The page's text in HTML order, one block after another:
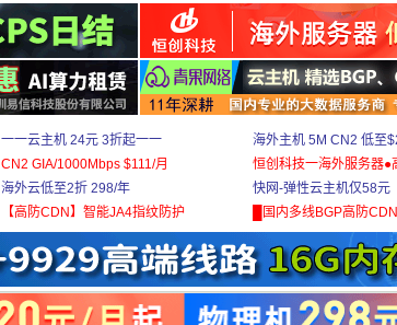
一一云主机 24元 3折起一一
CN2 GIA/1000Mbps $111/月
海外云低至2折 298/年
【高防CDN】智能JA4指纹防护
海外主机 5M CN2 低至
恒创科技一海外服务器●
快网-弹性云主机仅58元
█国内多线BGP高防